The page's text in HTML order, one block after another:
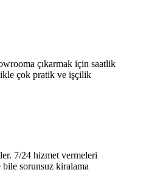
çıkarmak için saatlik
çok pratik ve işçilik
7/24 hizmet vermeleri
bile sorunsuz kiralama